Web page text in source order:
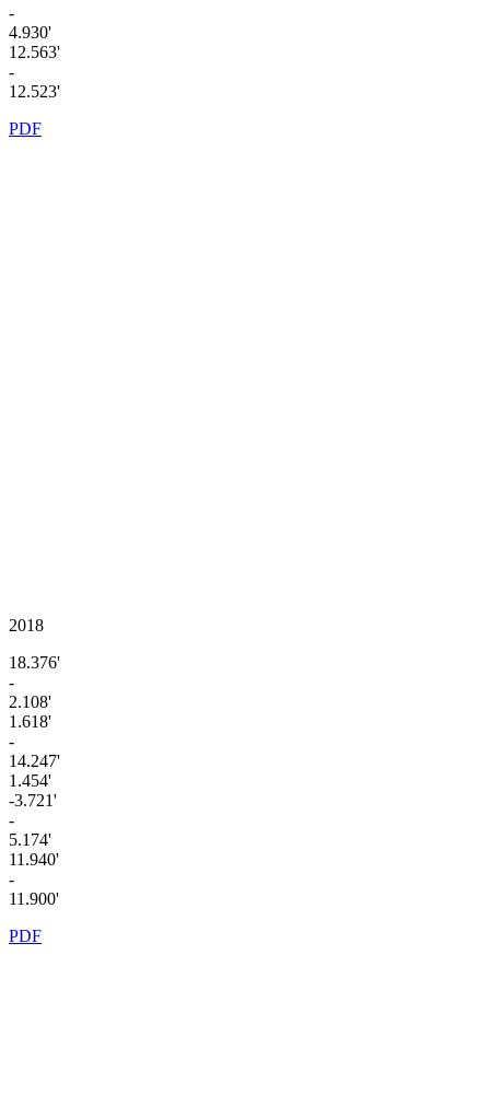
-
4.930'
12.563'
-
12.523'
PDF
2018
18.376'
-
2.108'
1.618'
-
14.247'
1.454'
-3.721'
-
5.174'
11.940'
-
11.900'
PDF